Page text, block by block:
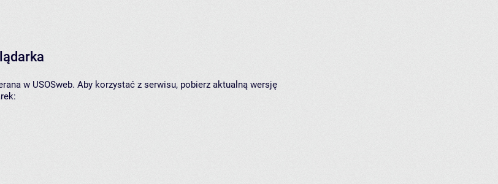
w USOSweb. Aby korzystać z serwisu, pobierz aktualną wersję